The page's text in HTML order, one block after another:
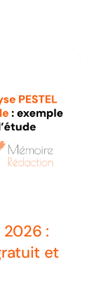
2026 :
et